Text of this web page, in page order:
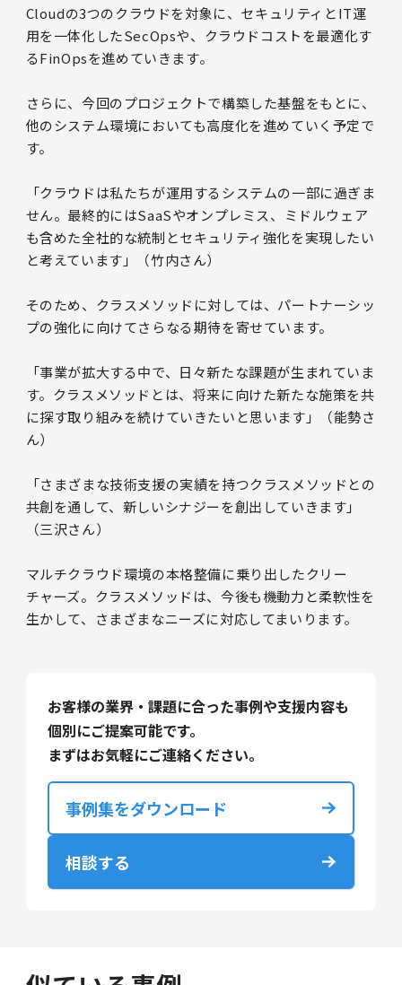
Cloudの3つのクラウドを対象に、セキュリティとIT運
用を一体化したSecOpsや、クラウドコストを最適化す
るFinOpsを進めていきます。
さらに、今回のプロジェクトで構築した基盤をもとに、
他のシステム環境においても高度化を進めていく予定で
す。
「クラウドは私たちが運用するシステムの一部に過ぎま
せん。最終的にはSaaSやオンプレミス、ミドルウェア
も含めた全社的な統制とセキュリティ強化を実現したい
と考えています」（竹内さん）
そのため、クラスメソッドに対しては、パートナーシッ
プの強化に向けてさらなる期待を寄せています。
「事業が拡大する中で、日々新たな課題が生まれていま
す。クラスメソッドとは、将来に向けた新たな施策を共
に探す取り組みを続けていきたいと思います」（能勢さ
ん）
「さまざまな技術支援の実績を持つクラスメソッドとの
共創を通して、新しいシナジーを創出していきます」
（三沢さん）
マルチクラウド環境の本格整備に乗り出したクリー
チャーズ。クラスメソッドは、今後も機動力と柔軟性を
生かして、さまざまなニーズに対応してまいります。
お客様の業界・課題に合った事例や支援内容も
個別にご提案可能です。
まずはお気軽にご連絡ください。
事例集をダウンロード
相談する